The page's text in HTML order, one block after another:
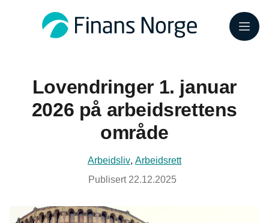
Meny
Lovendringer 1. januar
2026 på arbeidsrettens
område
Arbeidsliv, Arbeidsrett
Publisert 22.12.2025